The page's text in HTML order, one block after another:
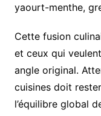
yaourt-menthe,
Cette fusion
et ceux qui
angle original.
cuisines doit
l’équilibre global